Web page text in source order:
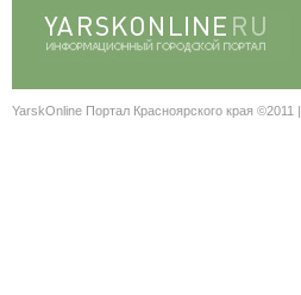
YarskOnline Портал Красноярского края ©2011 |